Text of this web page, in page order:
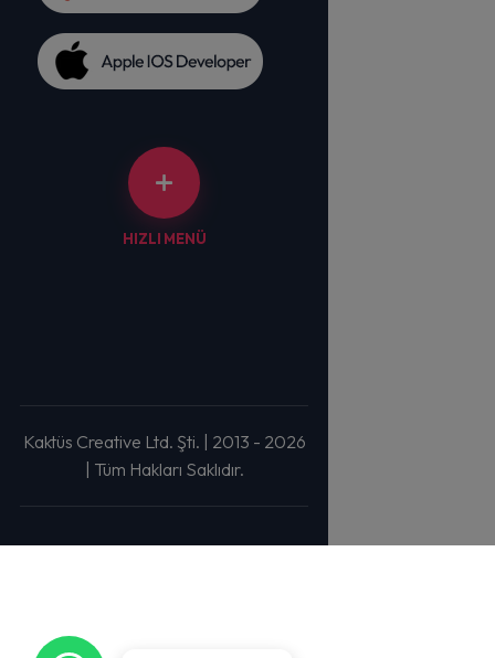
HIZLI MENÜ
Kaktüs Creative Ltd. Şti. | 2013 - 2026
| Tüm Hakları Saklıdır.